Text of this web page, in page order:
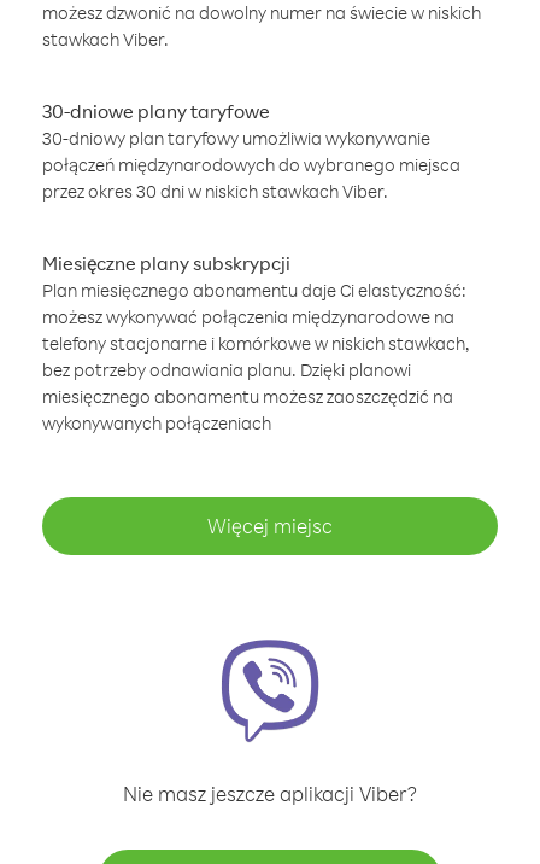
możesz dzwonić na dowolny numer na świecie w niskich
stawkach Viber.
30-dniowe plany taryfowe
30-dniowy plan taryfowy umożliwia wykonywanie
połączeń międzynarodowych do wybranego miejsca
przez okres 30 dni w niskich stawkach Viber.
Miesięczne plany subskrypcji
Plan miesięcznego abonamentu daje Ci elastyczność:
możesz wykonywać połączenia międzynarodowe na
telefony stacjonarne i komórkowe w niskich stawkach,
bez potrzeby odnawiania planu. Dzięki planowi
miesięcznego abonamentu możesz zaoszczędzić na
wykonywanych połączeniach
Więcej miejsc
Nie masz jeszcze aplikacji Viber?